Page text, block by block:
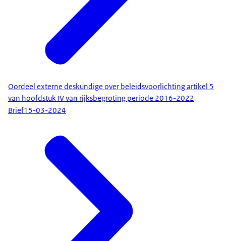
Oordeel externe deskundige over beleidsvoorlichting artikel 5
van hoofdstuk IV van rijksbegroting periode 2016-2022
Brief15-03-2024